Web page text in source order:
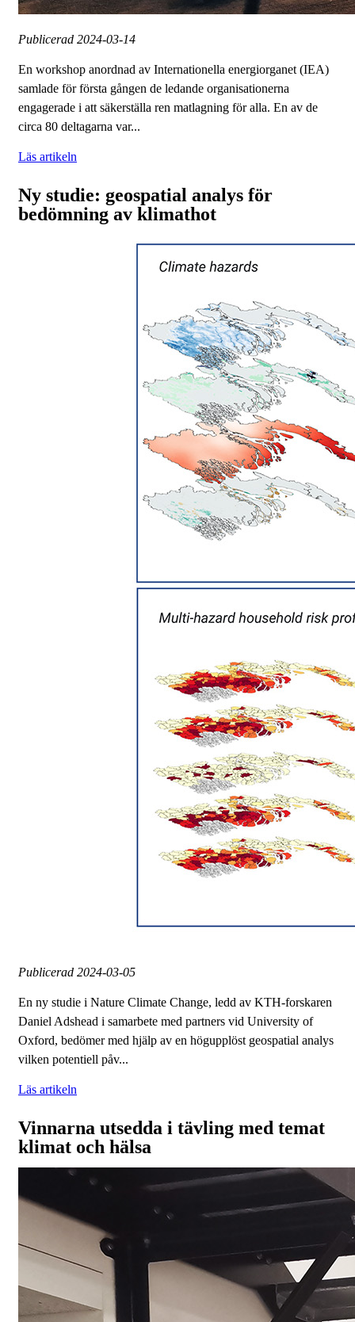
Publicerad 2024-03-14
En workshop anordnad av Internationella energiorganet (IEA)
samlade för första gången de ledande organisationerna
engagerade i att säkerställa ren matlagning för alla. En av de
circa 80 deltagarna var...
Läs artikeln
Ny studie: geospatial analys för
bedömning av klimathot
Publicerad 2024-03-05
En ny studie i Nature Climate Change, ledd av KTH-forskaren
Daniel Adshead i samarbete med partners vid University of
Oxford, bedömer med hjälp av en högupplöst geospatial analys
vilken potentiell påv...
Läs artikeln
Vinnarna utsedda i tävling med temat
klimat och hälsa